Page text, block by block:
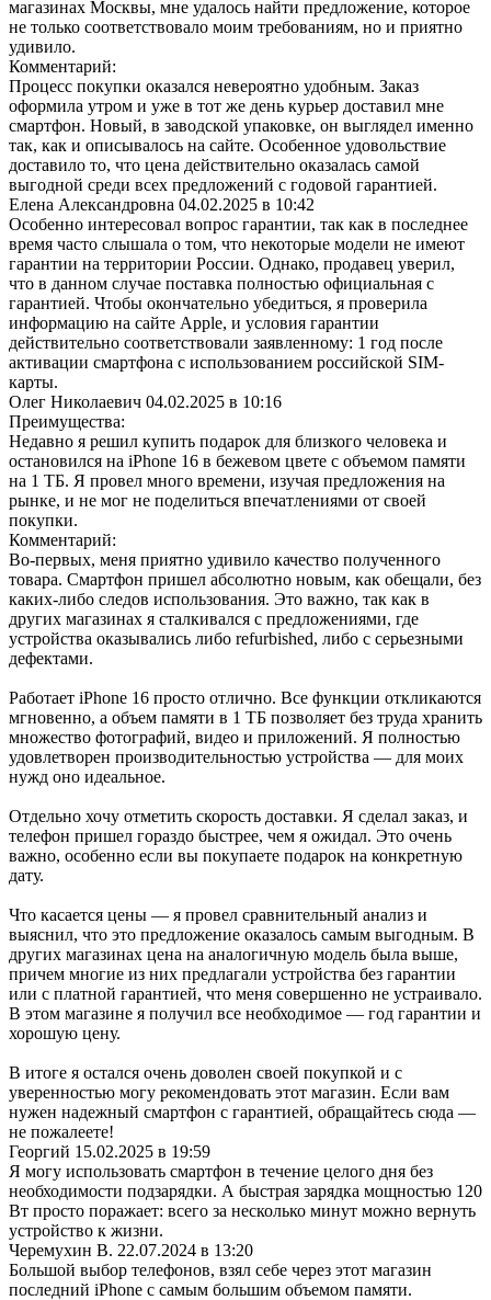
магазинах Москвы, мне удалось найти предложение, которое
не только соответствовало моим требованиям, но и приятно
удивило.
Комментарий:
Процесс покупки оказался невероятно удобным. Заказ
оформила утром и уже в тот же день курьер доставил мне
смартфон. Новый, в заводской упаковке, он выглядел именно
так, как и описывалось на сайте. Особенное удовольствие
доставило то, что цена действительно оказалась самой
выгодной среди всех предложений с годовой гарантией.
Елена Александровна 04.02.2025 в 10:42
Особенно интересовал вопрос гарантии, так как в последнее
время часто слышала о том, что некоторые модели не имеют
гарантии на территории России. Однако, продавец уверил,
что в данном случае поставка полностью официальная с
гарантией. Чтобы окончательно убедиться, я проверила
информацию на сайте Apple, и условия гарантии
действительно соответствовали заявленному: 1 год после
активации смартфона с использованием российской SIM-
карты.
Олег Николаевич 04.02.2025 в 10:16
Преимущества:
Недавно я решил купить подарок для близкого человека и
остановился на iPhone 16 в бежевом цвете с объемом памяти
на 1 ТБ. Я провел много времени, изучая предложения на
рынке, и не мог не поделиться впечатлениями от своей
покупки.
Комментарий:
Во-первых, меня приятно удивило качество полученного
товара. Смартфон пришел абсолютно новым, как обещали, без
каких-либо следов использования. Это важно, так как в
других магазинах я сталкивался с предложениями, где
устройства оказывались либо refurbished, либо с серьезными
дефектами.
Работает iPhone 16 просто отлично. Все функции откликаются
мгновенно, а объем памяти в 1 ТБ позволяет без труда хранить
множество фотографий, видео и приложений. Я полностью
удовлетворен производительностью устройства — для моих
нужд оно идеальное.
Отдельно хочу отметить скорость доставки. Я сделал заказ, и
телефон пришел гораздо быстрее, чем я ожидал. Это очень
важно, особенно если вы покупаете подарок на конкретную
дату.
Что касается цены — я провел сравнительный анализ и
выяснил, что это предложение оказалось самым выгодным. В
других магазинах цена на аналогичную модель была выше,
причем многие из них предлагали устройства без гарантии
или с платной гарантией, что меня совершенно не устраивало.
В этом магазине я получил все необходимое — год гарантии и
хорошую цену.
В итоге я остался очень доволен своей покупкой и с
уверенностью могу рекомендовать этот магазин. Если вам
нужен надежный смартфон с гарантией, обращайтесь сюда —
не пожалеете!
Георгий 15.02.2025 в 19:59
Я могу использовать смартфон в течение целого дня без
необходимости подзарядки. А быстрая зарядка мощностью 120
Вт просто поражает: всего за несколько минут можно вернуть
устройство к жизни.
Черемухин В. 22.07.2024 в 13:20
Большой выбор телефонов, взял себе через этот магазин
последний iPhone с самым большим объемом памяти.